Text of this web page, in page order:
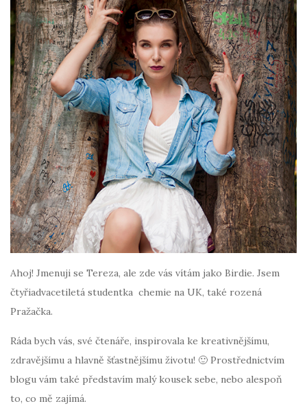
Ahoj! Jmenuji se Tereza, ale zde vás vítám jako Birdie. Jsem
čtyřiadvacetiletá studentka chemie na UK, také rozená
Pražačka.
Ráda bych vás, své čtenáře, inspirovala ke kreativnějšímu,
zdravějšímu a hlavně šťastnějšímu životu! 🙂 Prostřednictvím
blogu vám také představím malý kousek sebe, nebo alespoň
to, co mě zajímá.